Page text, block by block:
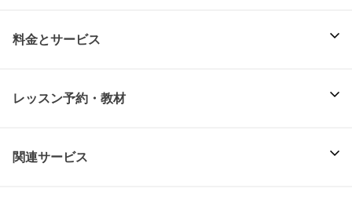
料金とサービス
レッスン予約・教材
関連サービス